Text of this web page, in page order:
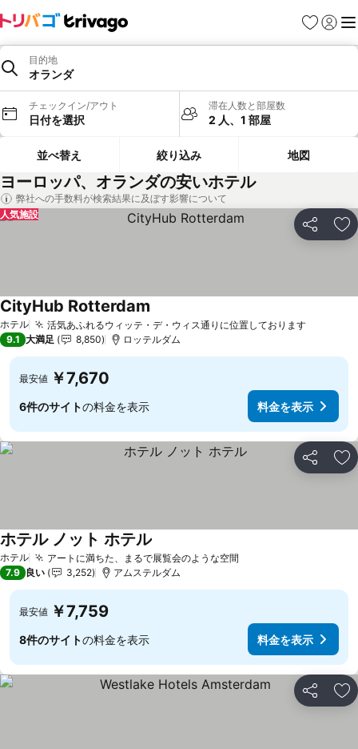
お気に入り
ログイ
メ
目的地
オランダ
チェックイン/アウト
日付を選択
滞在人数と部屋数
2 人、1 部屋
並べ替え 絞り込み 地図
ヨーロッパ、オランダの安いホテル
弊社への手数料が検索結果に及ぼす影響について
シェア お
人気施設
ホテル 活気あふれるウィッテ・デ・ウィス通りに位置しております
CityHub Rotterdam
9.1 大満足 8,850 ロッテルダム
最安値 ￥7,670
6件のサイトの料金を表示 料金を表示
シェア お
ホテル アートに満ちた、まるで展覧会のような空間
ホテル ノット ホテル
7.9 良い 3,252 アムステルダム
最安値 ￥7,759
8件のサイトの料金を表示 料金を表示
シェア お